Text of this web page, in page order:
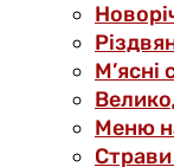
М’ясні
Меню
Страви